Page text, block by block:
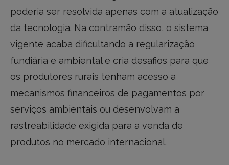
poderia ser resolvida apenas com a atualização
da tecnologia. Na contramão disso, o sistema
vigente acaba dificultando a regularização
fundiária e ambiental e cria desafios para que
os produtores rurais tenham acesso a
mecanismos financeiros de pagamentos por
serviços ambientais ou desenvolvam a
rastreabilidade exigida para a venda de
produtos no mercado internacional.